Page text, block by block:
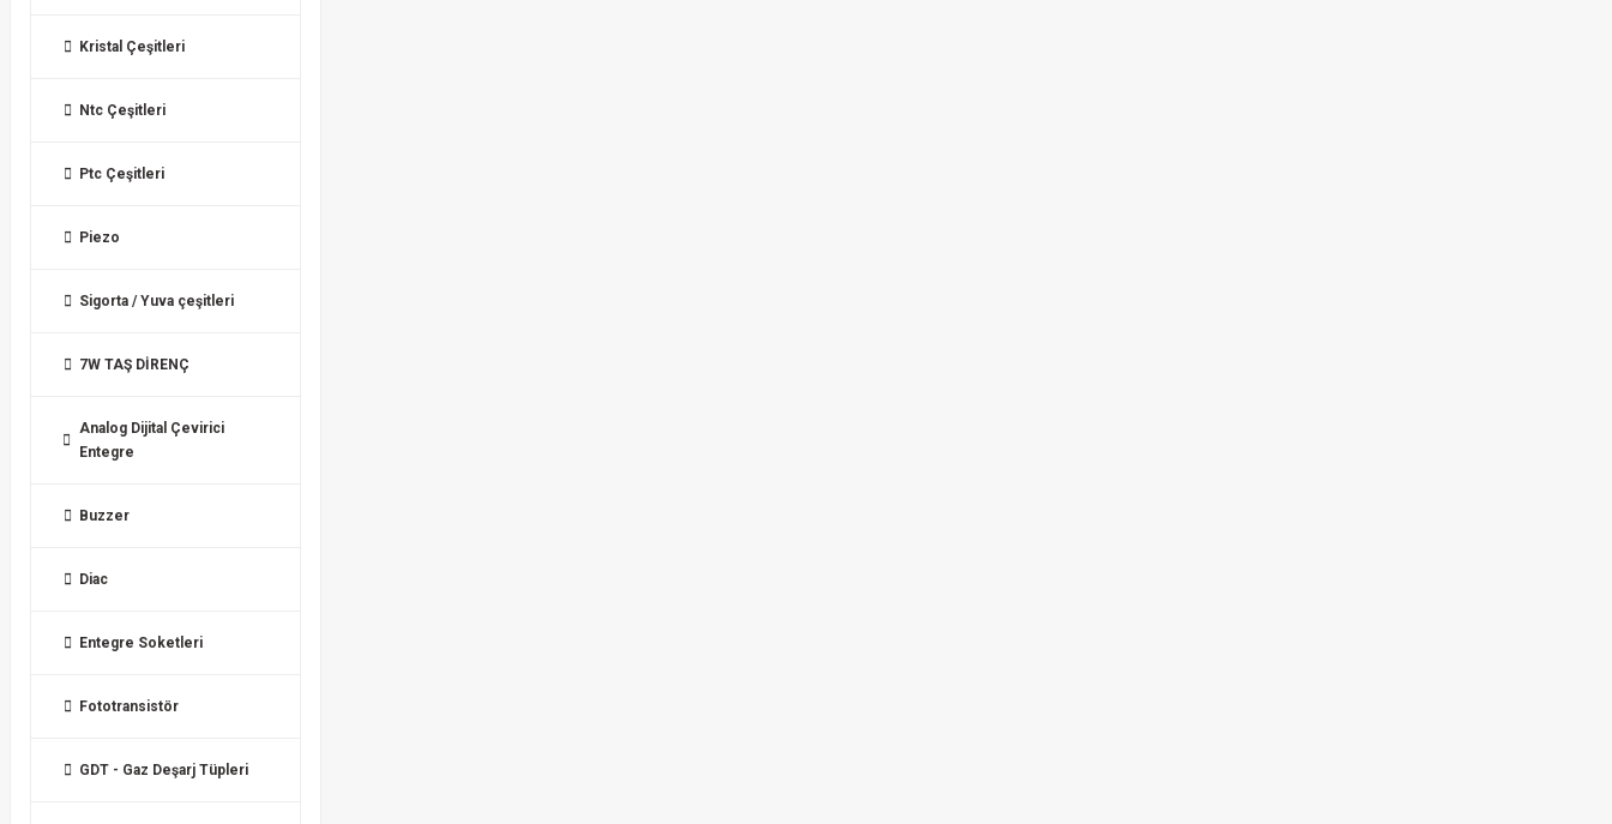
Kristal Çeşitleri
Ntc Çeşitleri
Ptc Çeşitleri
Piezo
Sigorta / Yuva çeşitleri
7W TAŞ DİRENÇ
Analog Dijital Çevirici
Entegre
Buzzer
Diac
Entegre Soketleri
Fototransistör
GDT - Gaz Deşarj Tüpleri